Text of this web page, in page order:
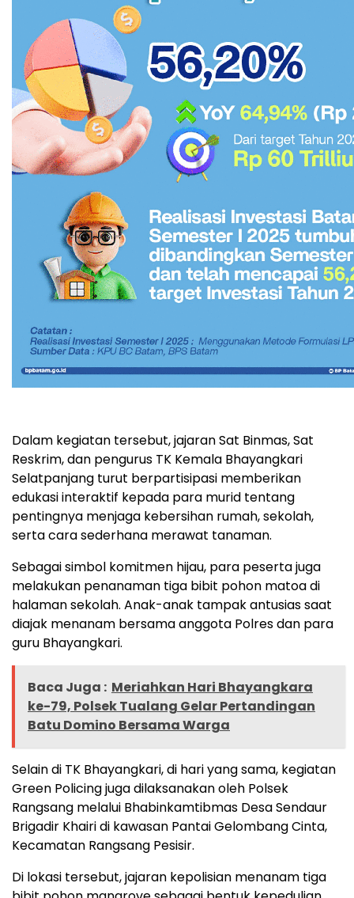
Dalam kegiatan tersebut, jajaran Sat Binmas, Sat
Reskrim, dan pengurus TK Kemala Bhayangkari
Selatpanjang turut berpartisipasi memberikan
edukasi interaktif kepada para murid tentang
pentingnya menjaga kebersihan rumah, sekolah,
serta cara sederhana merawat tanaman.
Sebagai simbol komitmen hijau, para peserta juga
melakukan penanaman tiga bibit pohon matoa di
halaman sekolah. Anak-anak tampak antusias saat
diajak menanam bersama anggota Polres dan para
guru Bhayangkari.
Baca Juga : Meriahkan Hari Bhayangkara
ke-79, Polsek Tualang Gelar Pertandingan
Batu Domino Bersama Warga
Selain di TK Bhayangkari, di hari yang sama, kegiatan
Green Policing juga dilaksanakan oleh Polsek
Rangsang melalui Bhabinkamtibmas Desa Sendaur
Brigadir Khairi di kawasan Pantai Gelombang Cinta,
Kecamatan Rangsang Pesisir.
Di lokasi tersebut, jajaran kepolisian menanam tiga